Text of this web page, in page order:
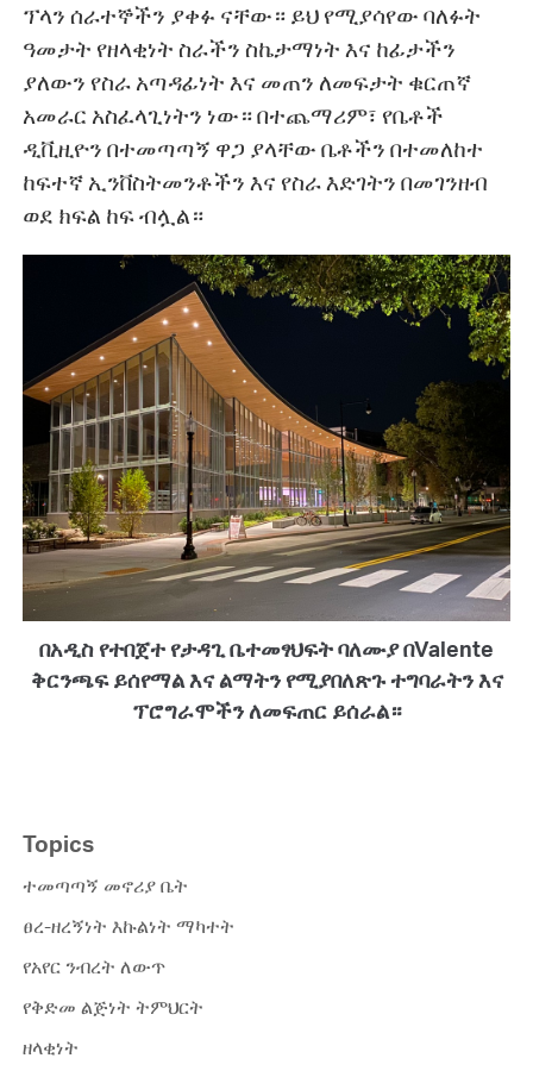
ፕላን ሰራተኞችን ያቀፉ ናቸው። ይህ የሚያሳየው ባለፉት
ዓመታት የዘላቂነት ስራችን ስኬታማነት እና ከፊታችን
ያለውን የስራ አጣዳፊነት እና መጠን ለመፍታት ቁርጠኛ
አመራር አስፈላጊነትን ነው። በተጨማሪም፣ የቤቶች
ዲቪዚዮን በተመጣጣኝ ዋጋ ያላቸው ቤቶችን በተመለከተ
ከፍተኛ ኢንቨስትመንቶችን እና የስራ እድገትን በመገንዘብ
ወደ ክፍል ከፍ ብሏል።
በአዲስ የተበጀተ የታዳጊ ቤተመፃህፍት ባለሙያ በValente
ቅርንጫፍ ይሰየማል እና ልማትን የሚያበለጽጉ ተግባራትን እና
ፕሮግራሞችን ለመፍጠር ይሰራል።
Topics
ተመጣጣኝ መኖሪያ ቤት
ፀረ-ዘረኝነት እኩልነት ማካተት
የአየር ንብረት ለውጥ
የቅድመ ልጅነት ትምህርት
ዘላቂነት